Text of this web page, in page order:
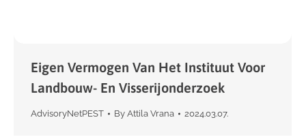
Eigen Vermogen Van Het Instituut Voor
Landbouw- En Visserijonderzoek
AdvisoryNetPEST By Attila Vrana 2024.03.07.